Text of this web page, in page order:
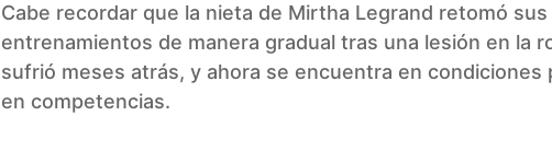
Cabe recordar que la nieta de Mirtha Legrand retomó sus
entrenamientos de manera gradual tras una lesión en la
sufrió meses atrás, y ahora se encuentra en condiciones
en competencias.